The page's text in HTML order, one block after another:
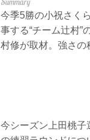
今季5勝の小祝さく
事する“チーム辻村”
村修が取材。強さの
今シーズン上田桃